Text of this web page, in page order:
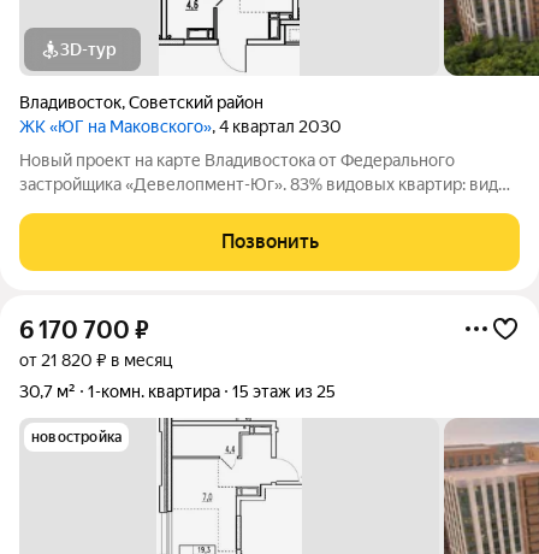
3D-тур
Владивосток,Советский район
ЖК «ЮГ на Маковского», 4 квартал 2030
Новый проект на карте Владивостока от Федерального
застройщика «Девелопмент-Юг». 83% видовых квартир: виды
массива, двор с прогулочным бульваром, смотровой
площадкой, спортивными зонами,
Позвонить
6 170 700 ₽
от 21 820 ₽ в месяц
30,7 м²
1-комн. квартира 15 этаж из 25
новостройка